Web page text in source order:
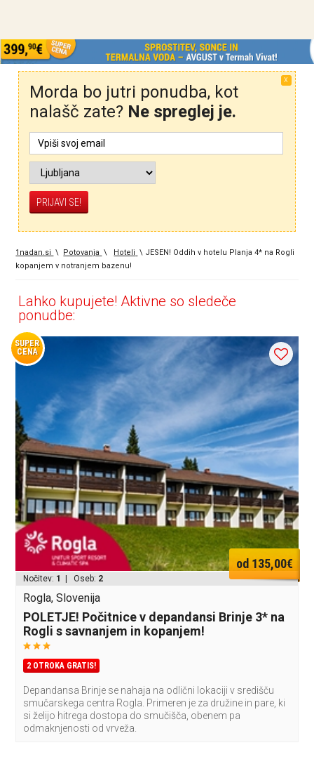
X
Morda bo jutri ponudba, kot
nalašč zate? Ne spreglej je.
1nadan.si \ Potovanja \ Hoteli \ JESEN! Oddih v hotelu Planja 4* na Rogli
kopanjem v notranjem bazenu!
Lahko kupujete! Aktivne so sledeče
ponudbe:
SUPER
CENA
od 135,00€
Nočitev: 1 | Oseb: 2
Rogla, Slovenija
POLETJE! Počitnice v depandansi Brinje 3* na
Rogli s savnanjem in kopanjem!
2 OTROKA GRATIS!
Depandansa Brinje se nahaja na odlični lokaciji v središču
smučarskega centra Rogla. Primeren je za družine in pare, ki
si želijo hitrega dostopa do smučišča, obenem pa
odmaknjenosti od vrveža.